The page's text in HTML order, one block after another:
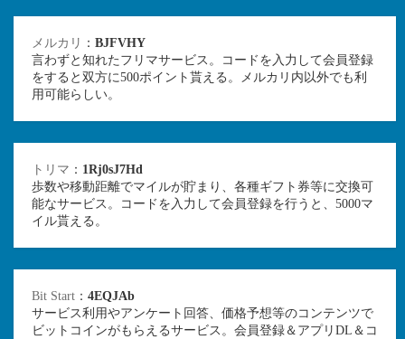
メルカリ ： BJFVHY
言わずと知れたフリマサービス。コードを入力して会員登録
をすると双方に500ポイント貰える。メルカリ内以外でも利
用可能らしい。
トリマ ： 1Rj0sJ7Hd
歩数や移動距離でマイルが貯まり、各種ギフト券等に交換可
能なサービス。コードを入力して会員登録を行うと、5000マ
イル貰える。
Bit Start ： 4EQJAb
サービス利用やアンケート回答、価格予想等のコンテンツで
ビットコインがもらえるサービス。会員登録＆アプリDL＆コ